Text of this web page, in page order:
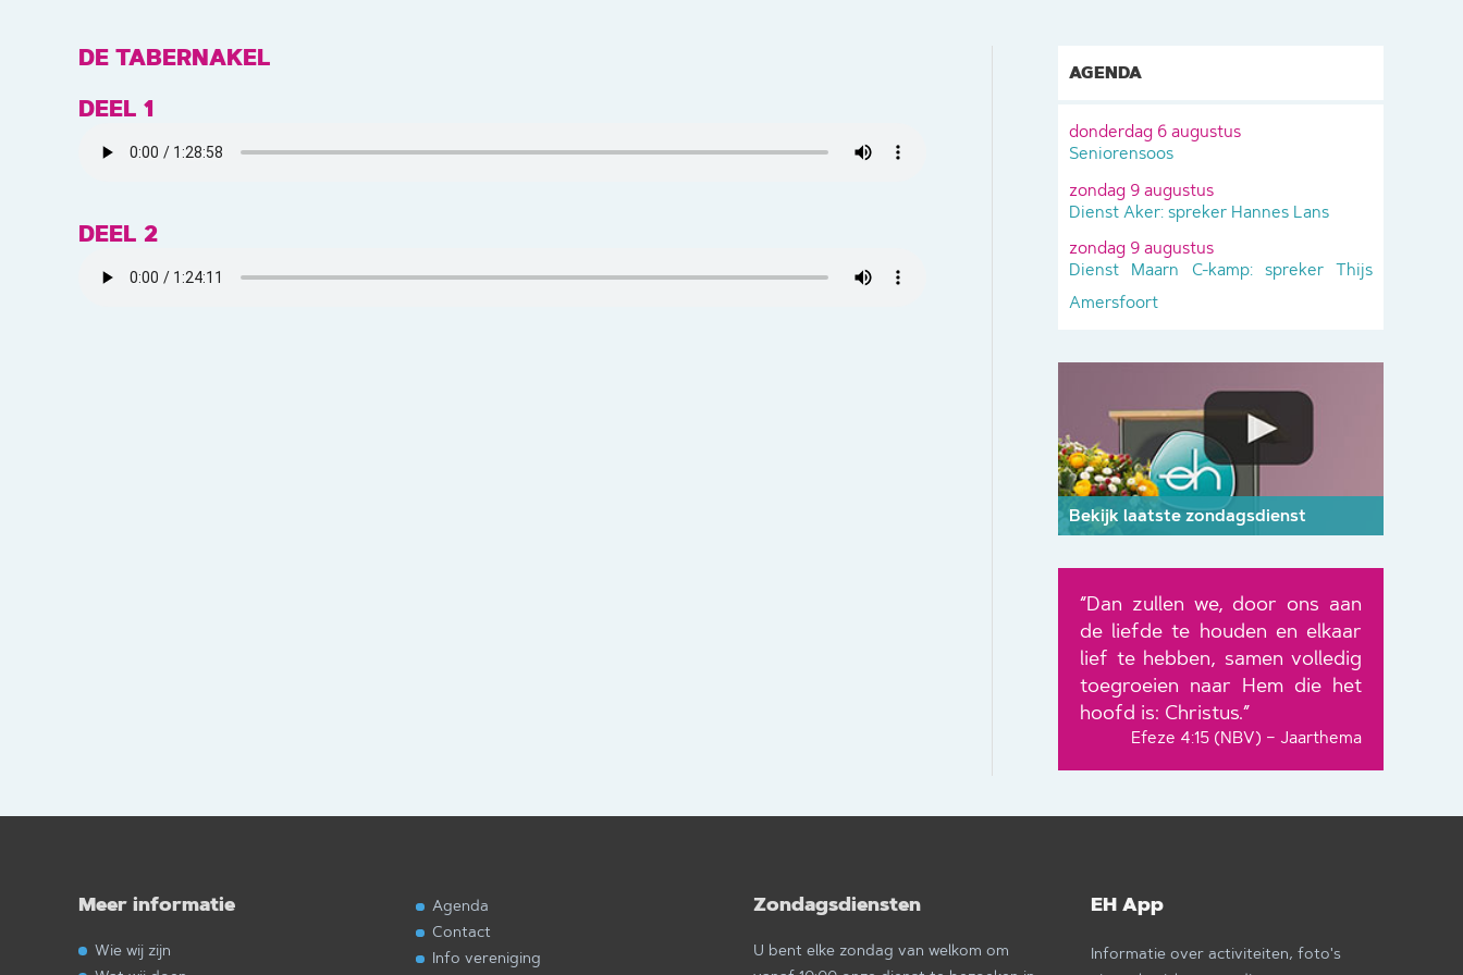
DE TABERNAKEL
DEEL 1
DEEL 2
AGENDA
donderdag 6 augustus
Seniorensoos
zondag 9 augustus
Dienst Aker: spreker Hannes Lans
zondag 9 augustus
Dienst Maarn C-kamp: spreker Thijs
Amersfoort
Bekijk laatste zondagsdienst
“Dan zullen we, door ons aan
de liefde te houden en elkaar
lief te hebben, samen volledig
toegroeien naar Hem die het
hoofd is: Christus.”
Efeze 4:15 (NBV) – Jaarthema
Meer informatie
Wie wij zijn
Agenda
Contact
Info vereniging
Zondagsdiensten
U bent elke zondag van welkom om
EH App
Informatie over activiteiten, foto's